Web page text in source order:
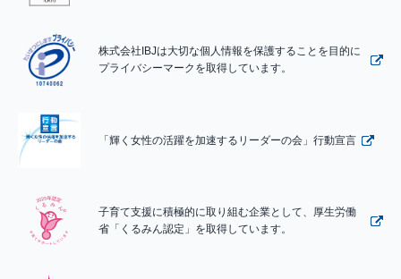
株式会社IBJは大切な個人情報を保護することを目的に
プライバシーマークを取得しています。
「輝く女性の活躍を加速するリーダーの会」行動宣言
子育て支援に積極的に取り組む企業として、厚生労働
省「くるみん認定」を取得しています。